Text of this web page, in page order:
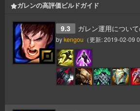
ガレンの高評価ビルドガイド
9.3 ガレン運用についての考察 - サイ
bykengou （更新:2019-02-09